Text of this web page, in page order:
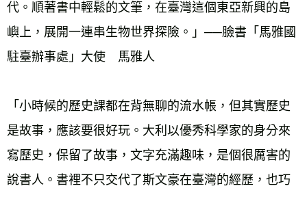
代。順著書中輕鬆的文筆，在臺灣這個東亞新興的島
嶼上，展開一連串生物世界探險。」──臉書「馬雅國
駐臺辦事處」大使　馬雅人
「小時候的歷史課都在背無聊的流水帳，但其實歷史
是故事，應該要很好玩。大利以優秀科學家的身分來
寫歷史，保留了故事，文字充滿趣味，是個很厲害的
說書人。書裡不只交代了斯文豪在臺灣的經歷，也巧